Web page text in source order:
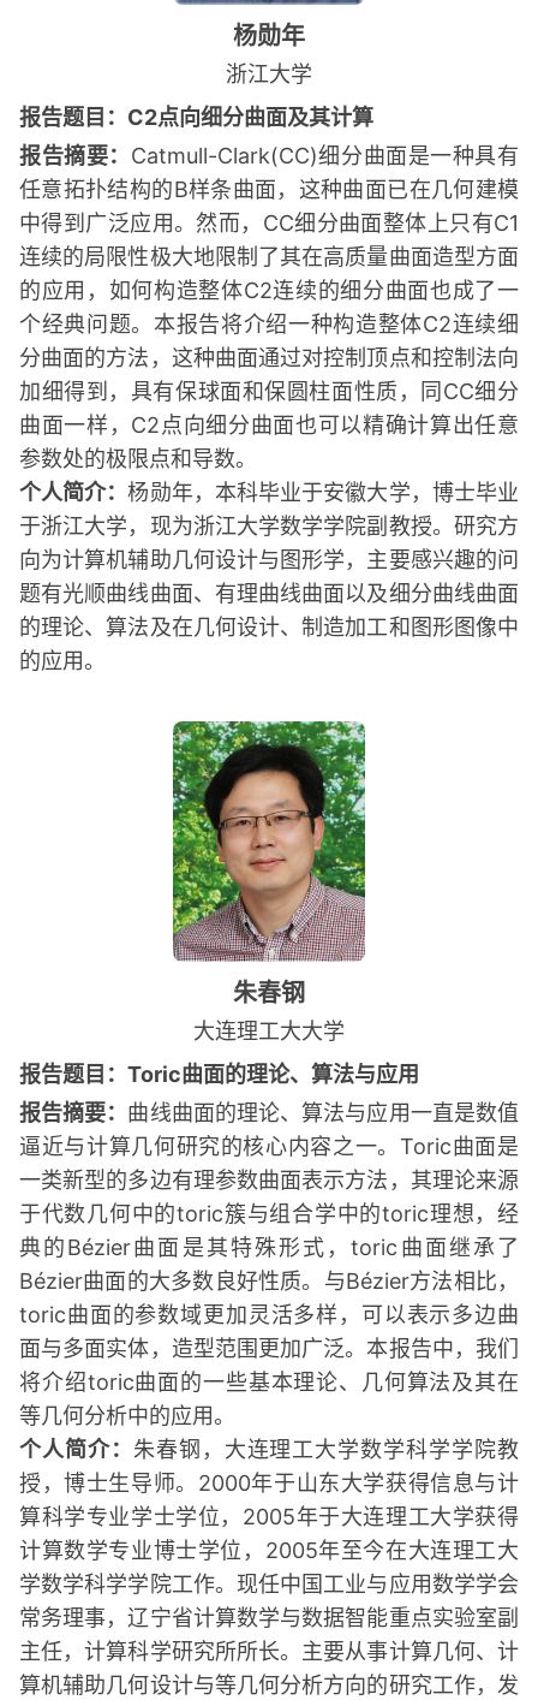
杨勋年
浙江大学
报告题目：C2点向细分曲面及其计算
报告摘要： Catmull-Clark(CC)细分曲面是一种具有
任意拓扑结构的B样条曲面，这种曲面已在几何建模
中得到广泛应用。然而，CC细分曲面整体上只有C1
连续的局限性极大地限制了其在高质量曲面造型方面
的应用，如何构造整体C2连续的细分曲面也成了一
个经典问题。本报告将介绍一种构造整体C2连续细
分曲面的方法，这种曲面通过对控制顶点和控制法向
加细得到，具有保球面和保圆柱面性质，同CC细分
曲面一样，C2点向细分曲面也可以精确计算出任意
参数处的极限点和导数。
个人简介：杨勋年，本科毕业于安徽大学，博士毕业
于浙江大学，现为浙江大学数学学院副教授。研究方
向为计算机辅助几何设计与图形学，主要感兴趣的问
题有光顺曲线曲面、有理曲线曲面以及细分曲线曲面
的理论、算法及在几何设计、制造加工和图形图像中
的应用。
朱春钢
大连理工大大学
报告题目：Toric曲面的理论、算法与应用
报告摘要： 曲线曲面的理论、算法与应用一直是数值
逼近与计算几何研究的核心内容之一。Toric曲面是
一类新型的多边有理参数曲面表示方法，其理论来源
于代数几何中的toric簇与组合学中的toric理想，经
典的Bézier曲面是其特殊形式，toric曲面继承了
Bézier曲面的大多数良好性质。与Bézier方法相比，
toric曲面的参数域更加灵活多样，可以表示多边曲
面与多面实体，造型范围更加广泛。本报告中，我们
将介绍toric曲面的一些基本理论、几何算法及其在
等几何分析中的应用。
个人简介： 朱春钢，大连理工大学数学科学学院教
授，博士生导师。2000年于山东大学获得信息与计
算科学专业学士学位，2005年于大连理工大学获得
计算数学专业博士学位，2005年至今在大连理工大
学数学科学学院工作。现任中国工业与应用数学学会
常务理事，辽宁省计算数学与数据智能重点实验室副
主任，计算科学研究所所长。主要从事计算几何、计
算机辅助几何设计与等几何分析方向的研究工作，发